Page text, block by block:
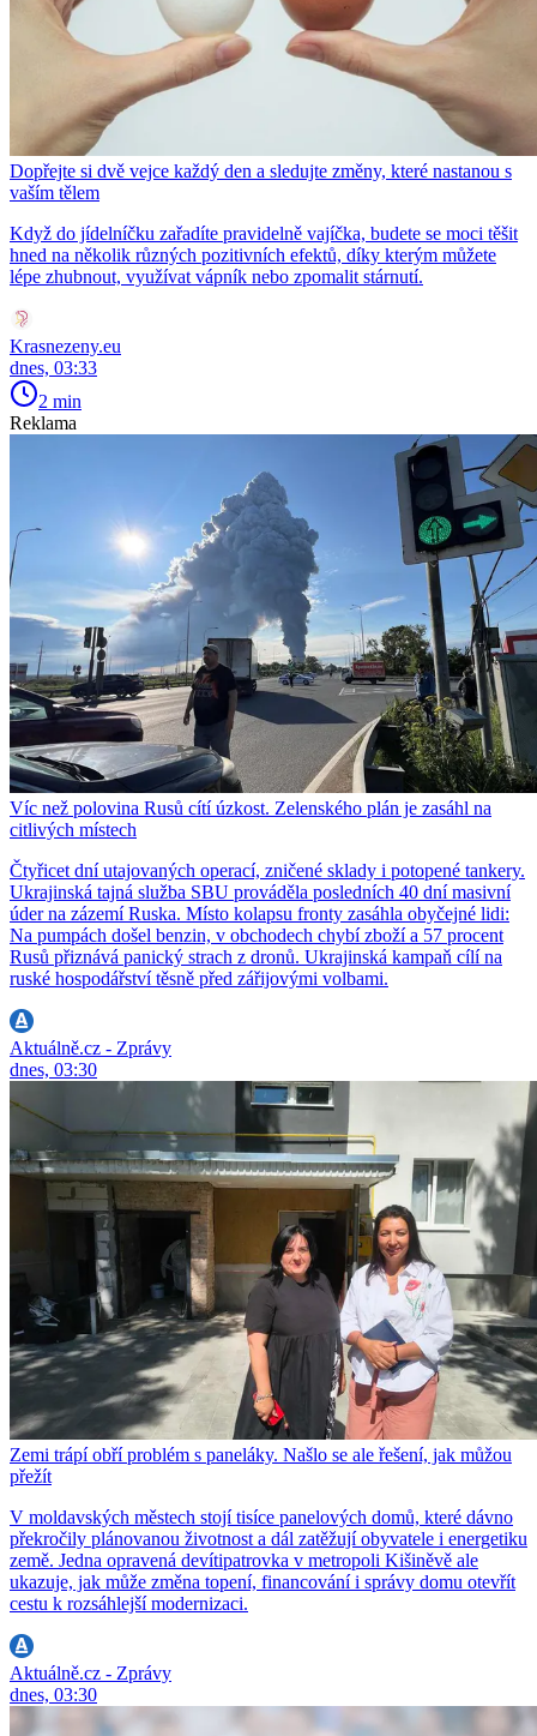
Dopřejte si dvě vejce každý den a sledujte změny, které nastanou s
vaším tělem
Když do jídelníčku zařadíte pravidelně vajíčka, budete se moci těšit
hned na několik různých pozitivních efektů, díky kterým můžete
lépe zhubnout, využívat vápník nebo zpomalit stárnutí.
Krasnezeny.eu
dnes, 03:33
2 min
Reklama
Víc než polovina Rusů cítí úzkost. Zelenského plán je zasáhl na
citlivých místech
Čtyřicet dní utajovaných operací, zničené sklady i potopené tankery.
Ukrajinská tajná služba SBU prováděla posledních 40 dní masivní
úder na zázemí Ruska. Místo kolapsu fronty zasáhla obyčejné lidi:
Na pumpách došel benzin, v obchodech chybí zboží a 57 procent
Rusů přiznává panický strach z dronů. Ukrajinská kampaň cílí na
ruské hospodářství těsně před zářijovými volbami.
Aktuálně.cz - Zprávy
dnes, 03:30
Zemi trápí obří problém s paneláky. Našlo se ale řešení, jak můžou
přežít
V moldavských městech stojí tisíce panelových domů, které dávno
překročily plánovanou životnost a dál zatěžují obyvatele i energetiku
země. Jedna opravená devítipatrovka v metropoli Kišiněvě ale
ukazuje, jak může změna topení, financování i správy domu otevřít
cestu k rozsáhlejší modernizaci.
Aktuálně.cz - Zprávy
dnes, 03:30